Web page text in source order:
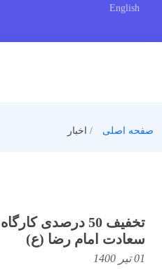
English
صفحه اصلی اخبار
تخفیف 50 درصدی
سعادت امام رضا (ع)
01 تیر 1400